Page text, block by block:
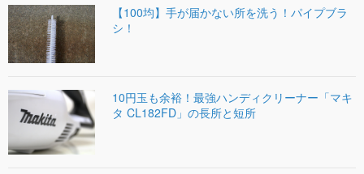
【100均】手が届かない所を洗う！パイプブラ
シ！
10円玉も余裕！最強ハンディクリーナー「マキ
タ CL182FD」の長所と短所